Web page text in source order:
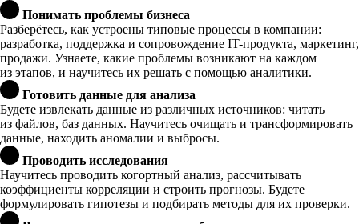
Понимать проблемы бизнеса
Разберётесь, как устроены типовые процессы в компании:
разработка, поддержка и сопровождение IT-продукта, маркетинг,
продажи. Узнаете, какие проблемы возникают на каждом
из этапов, и научитесь их решать с помощью аналитики.
Готовить данные для анализа
Будете извлекать данные из различных источников: читать
из файлов, баз данных. Научитесь очищать и трансформировать
данные, находить аномалии и выбросы.
Проводить исследования
Научитесь проводить когортный анализ, рассчитывать
коэффициенты корреляции и строить прогнозы. Будете
формулировать гипотезы и подбирать методы для их проверки.